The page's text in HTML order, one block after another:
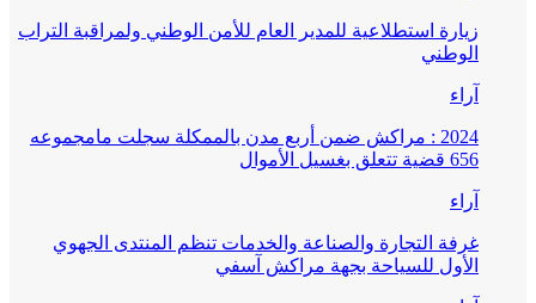
زيارة استطلاعية للمدير العام للأمن الوطني ولمراقبة التراب
الوطني
آراء
2024 : مراكش ضمن أربع مدن بالممكلة سجلت مامجموعه
656 قضية تتعلق بغسيل الأموال
آراء
غرفة التجارة والصناعة والخدمات تنظم المنتدى الجهوي
الأول للسياحة بجهة مراكش آسفي